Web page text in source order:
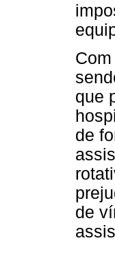
que
de
de